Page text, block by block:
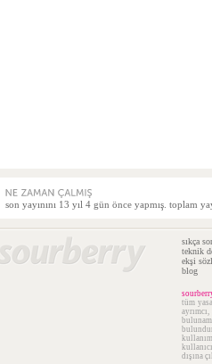
son yayınını 13 yıl 4 gün önce yapmış. toplam
sıkça
teknik
ekşi
blog
tüm
dışına